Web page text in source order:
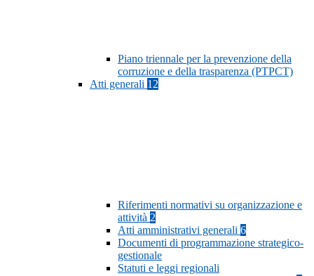
Piano triennale per la prevenzione della
corruzione e della trasparenza (PTPCT)
Atti generali 12
Riferimenti normativi su organizzazione e
attività 2
Atti amministrativi generali 6
Documenti di programmazione strategico-
gestionale
Statuti e leggi regionali